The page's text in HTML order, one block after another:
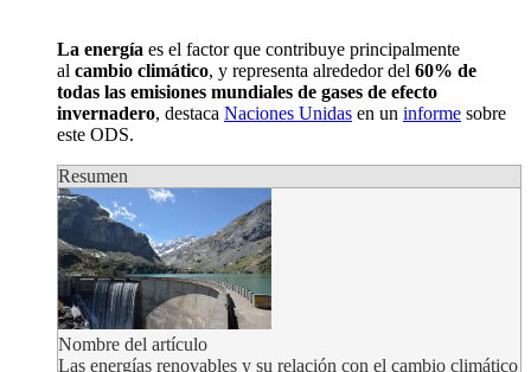
La energía es el factor que contribuye principalmente
al cambio climático, y representa alrededor del 60% de
todas las emisiones mundiales de gases de efecto
invernadero, destaca Naciones Unidas en un informe sobre
este ODS.
Resumen
Nombre del artículo
Las energías renovables y su relación con el cambio climático